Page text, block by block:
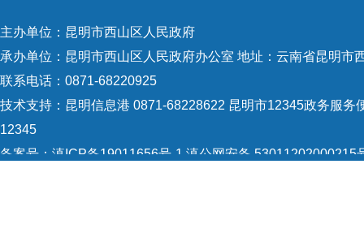
主办单位：昆明市西山区人民政府
承办单位：昆明市西山区人民政府办公室 地址：云南省昆明市
联系电话：0871-68220925
技术支持： 昆明信息港 0871-68228622 昆明市12345政务服务
12345
备案号： 滇ICP备19011656号-1 滇公网安备 53011202000215